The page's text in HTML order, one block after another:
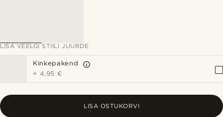
LISA VEELGI STIILI JUURDE
Kinkepakend
+ 4,95 €
LISA OSTUKORVI